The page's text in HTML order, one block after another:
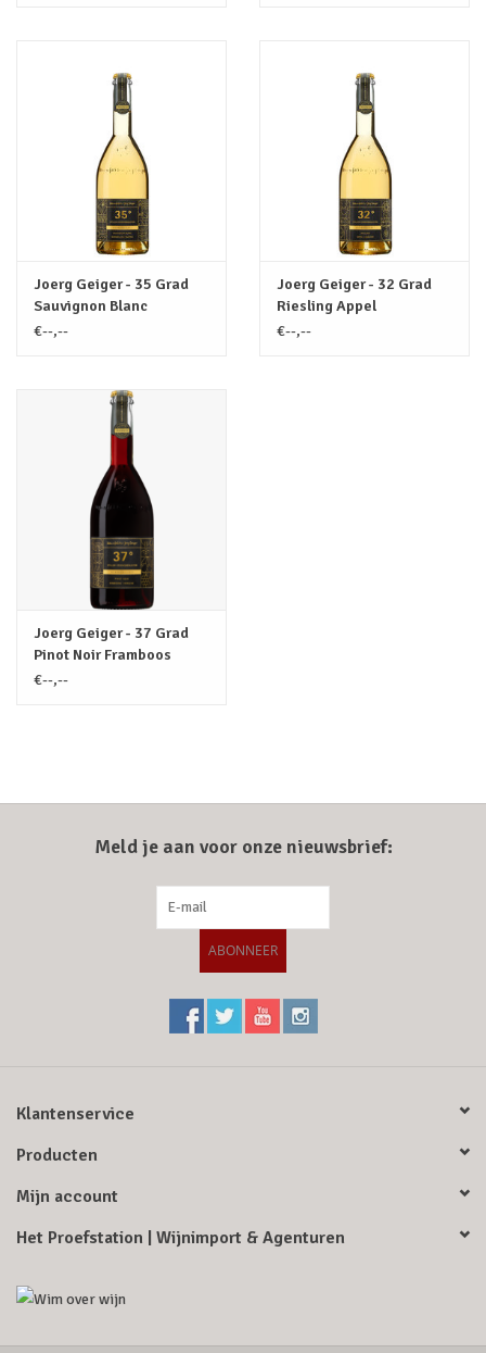
Joerg Geiger - 35 Grad
Sauvignon Blanc
Mirabellen Alcoholvrij
€--,--
Joerg Geiger - 32 Grad
Riesling Appel
Alcoholvrij (BIO-VEGAN) /
€--,--
Joerg Geiger - 37 Grad
Pinot Noir Framboos
Alcoholvrij / 0.75L
€--,--
Meld je aan voor onze nieuwsbrief:
ABONNEER
Klantenservice
Producten
Mijn account
Het Proefstation | Wijnimport & Agenturen